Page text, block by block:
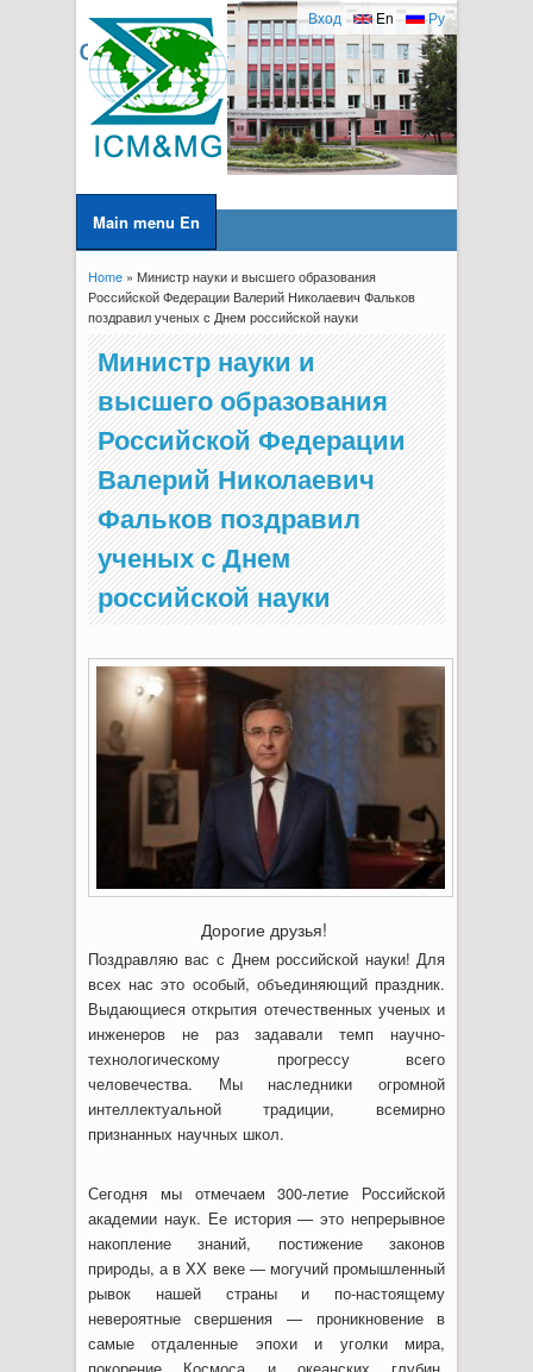
Ру
En
Вход
Main menu En
You are here
Home» Министр науки и высшего образования
Российской Федерации Валерий Николаевич Фальков
поздравил ученых с Днем российской науки
Министр науки и
высшего образования
Российской Федерации
Валерий Николаевич
Фальков поздравил
ученых с Днем
российской науки
Дорогие друзья!
Поздравляю вас с Днем российской науки! Для
всех нас это особый, объединяющий праздник.
Выдающиеся открытия отечественных ученых и
инженеров не раз задавали темп научно-
технологическому прогрессу всего
человечества. Мы наследники огромной
интеллектуальной традиции, всемирно
признанных научных школ.
Сегодня мы отмечаем 300-летие Российской
академии наук. Ее история — это непрерывное
накопление знаний, постижение законов
природы, а в XX веке — могучий промышленный
рывок нашей страны и по-настоящему
невероятные свершения — проникновение в
самые отдаленные эпохи и уголки мира,